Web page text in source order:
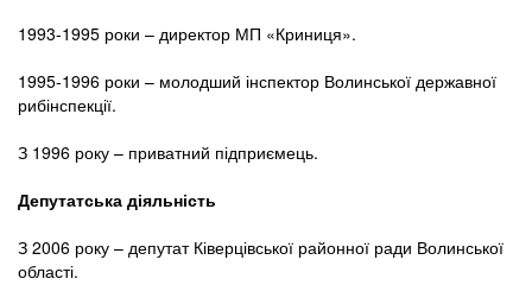
1993-1995 роки – директор МП «Криниця».
1995-1996 роки – молодший інспектор Волинської державної
рибінспекції.
З 1996 року – приватний підприємець.
Депутатська діяльність
З 2006 року – депутат Ківерцівської районної ради Волинської
області.